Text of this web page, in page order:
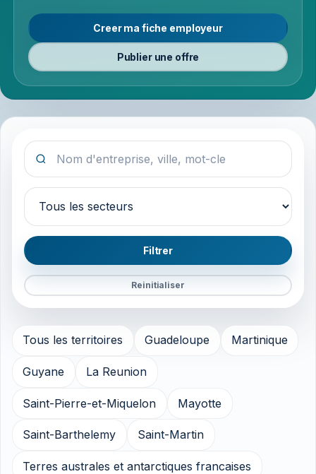
Creer ma fiche employeur
Publier une offre
Rechercher
Secteur
Filtrer
Reinitialiser
Tous les territoires Guadeloupe Martinique
Guyane La Reunion
Saint-Pierre-et-Miquelon Mayotte
Saint-Barthelemy Saint-Martin
Terres australes et antarctiques francaises